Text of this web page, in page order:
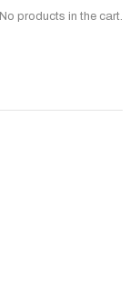
No products in the cart.